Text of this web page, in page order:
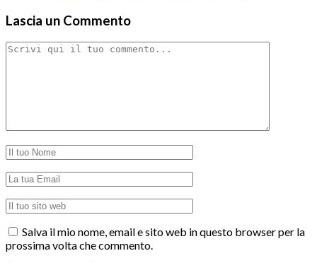
Lascia un Commento
Salva il mio nome, email e sito web in questo browser per la
prossima volta che commento.